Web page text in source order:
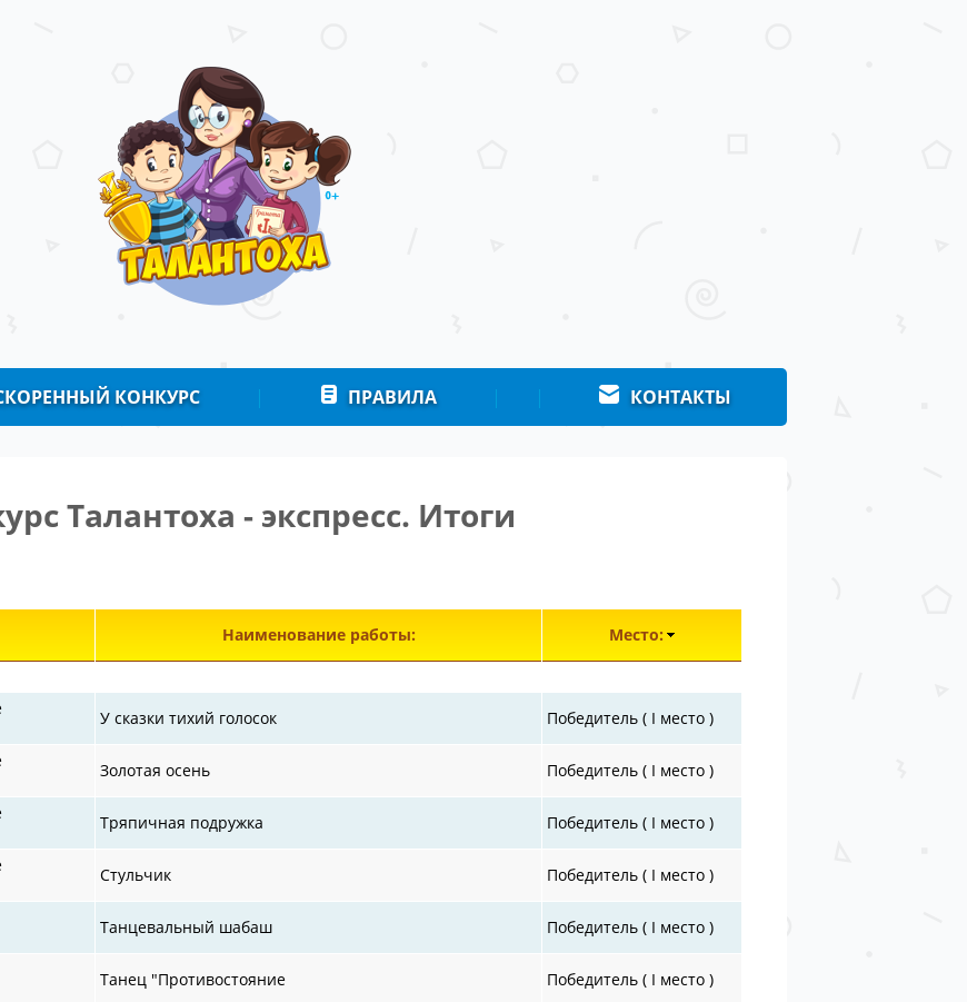
КОНКУРС | ПРАВИЛА | | КОНТАКТЫ
Талантоха - экспресс. Итоги
Наименование работы: Место:
У сказки тихий голосок
Победитель ( I место )
Золотая осень
Победитель ( I место )
Тряпичная подружка
Победитель ( I место )
Стульчик
Победитель ( I место )
Танцевальный шабаш
Победитель ( I место )
Танец "Противостояние
Победитель ( I место )